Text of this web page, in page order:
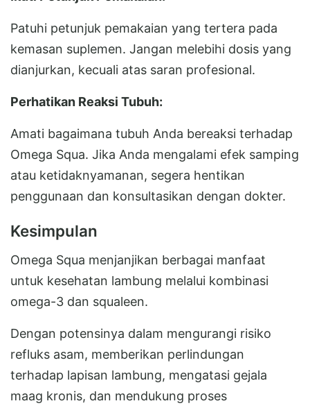
Patuhi petunjuk pemakaian yang tertera pada
kemasan suplemen. Jangan melebihi dosis yang
dianjurkan, kecuali atas saran profesional.
Perhatikan Reaksi Tubuh:
Amati bagaimana tubuh Anda bereaksi terhadap
Omega Squa. Jika Anda mengalami efek samping
atau ketidaknyamanan, segera hentikan
penggunaan dan konsultasikan dengan dokter.
Kesimpulan
Omega Squa menjanjikan berbagai manfaat
untuk kesehatan lambung melalui kombinasi
omega-3 dan squaleen.
Dengan potensinya dalam mengurangi risiko
refluks asam, memberikan perlindungan
terhadap lapisan lambung, mengatasi gejala
maag kronis, dan mendukung proses